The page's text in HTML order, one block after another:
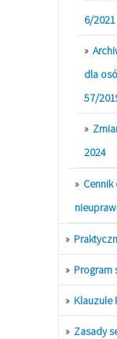
6/2021
dla
57/
2024
Program
Klauzule
Zasady